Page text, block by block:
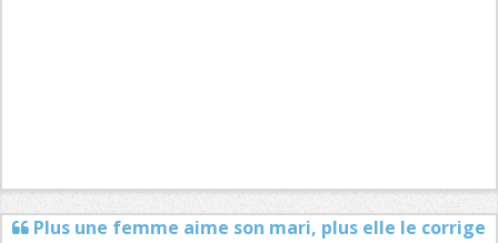
Plus une femme aime son mari, plus elle le corrige